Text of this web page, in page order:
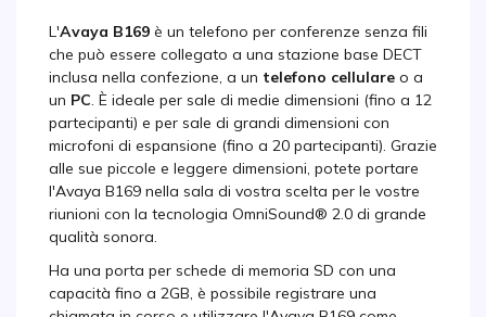
L'Avaya B169 è un telefono per conferenze senza fili
che può essere collegato a una stazione base DECT
inclusa nella confezione, a un telefono cellulare o a
un PC. È ideale per sale di medie dimensioni (fino a 12
partecipanti) e per sale di grandi dimensioni con
microfoni di espansione (fino a 20 partecipanti). Grazie
alle sue piccole e leggere dimensioni, potete portare
l'Avaya B169 nella sala di vostra scelta per le vostre
riunioni con la tecnologia OmniSound® 2.0 di grande
qualità sonora.
Ha una porta per schede di memoria SD con una
capacità fino a 2GB, è possibile registrare una